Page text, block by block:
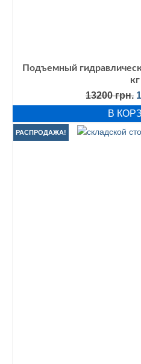
Подъемный
кг
13200грн.
В
РАСПРОДАЖА!